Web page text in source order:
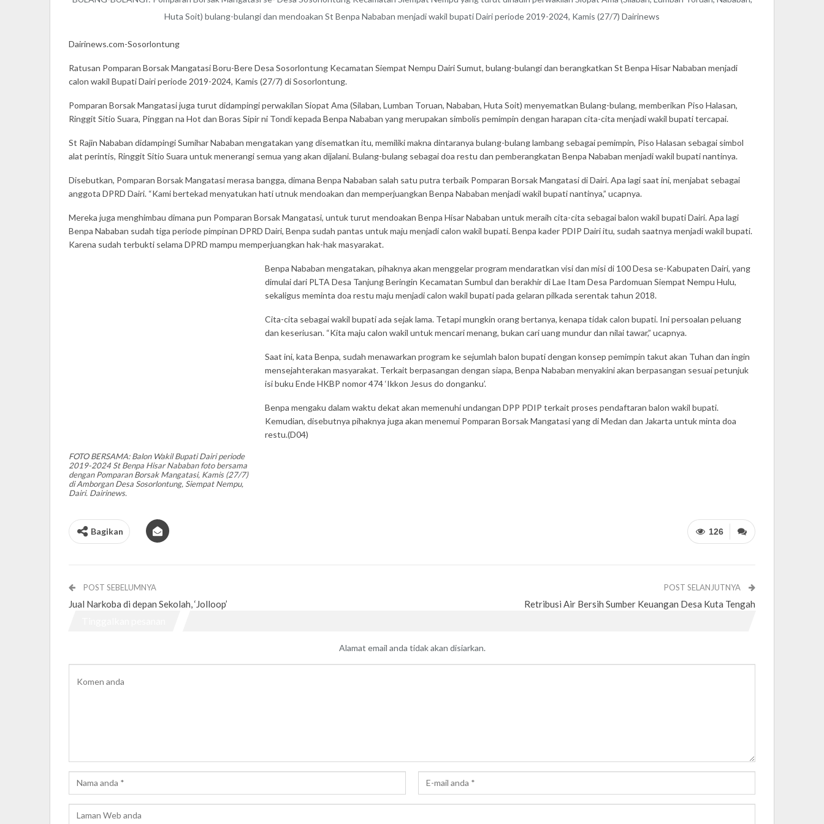
Huta Soit) bulang-bulangi dan mendoakan St Benpa Nababan menjadi wakil bupati Dairi periode 2019-2024, Kamis (27/7) Dairinews
Dairinews.com-Sosorlontung
Ratusan Pomparan Borsak Mangatasi Boru-Bere Desa Sosorlontung Kecamatan Siempat Nempu Dairi Sumut, bulang-bulangi dan berangkatkan St Benpa Hisar Nababan menjadi
calon wakil Bupati Dairi periode 2019-2024, Kamis (27/7) di Sosorlontung.
Pomparan Borsak Mangatasi juga turut didampingi perwakilan Siopat Ama (Silaban, Lumban Toruan, Nababan, Huta Soit) menyematkan Bulang-bulang, memberikan Piso Halasan,
Ringgit Sitio Suara, Pinggan na Hot dan Boras Sipir ni Tondi kepada Benpa Nababan yang merupakan simbolis pemimpin dengan harapan cita-cita menjadi wakil bupati tercapai.
St Rajin Nababan didampingi Sumihar Nababan mengatakan yang disematkan itu, memiliki makna dintaranya bulang-bulang lambang sebagai pemimpin, Piso Halasan sebagai simbol
alat perintis, Ringgit Sitio Suara untuk menerangi semua yang akan dijalani. Bulang-bulang sebagai doa restu dan pemberangkatan Benpa Nababan menjadi wakil bupati nantinya.
Disebutkan, Pomparan Borsak Mangatasi merasa bangga, dimana Benpa Nababan salah satu putra terbaik Pomparan Borsak Mangatasi di Dairi. Apa lagi saat ini, menjabat sebagai
anggota DPRD Dairi. “Kami bertekad menyatukan hati utnuk mendoakan dan memperjuangkan Benpa Nababan menjadi wakil bupati nantinya,” ucapnya.
Mereka juga menghimbau dimana pun Pomparan Borsak Mangatasi, untuk turut mendoakan Benpa Hisar Nababan untuk meraih cita-cita sebagai balon wakil bupati Dairi. Apa lagi
Benpa Nababan sudah tiga periode pimpinan DPRD Dairi, Benpa sudah pantas untuk maju menjadi calon wakil bupati. Benpa kader PDIP Dairi itu, sudah saatnya menjadi wakil bupati.
Karena sudah terbukti selama DPRD mampu memperjuangkan hak-hak masyarakat.
FOTO BERSAMA: Balon Wakil Bupati Dairi periode
2019-2024 St Benpa Hisar Nababan foto bersama
dengan Pomparan Borsak Mangatasi, Kamis (27/7)
di Amborgan Desa Sosorlontung, Siempat Nempu,
Dairi. Dairinews.
Benpa Nababan mengatakan, pihaknya akan menggelar program mendaratkan visi dan misi di 100 Desa se-Kabupaten Dairi, yang
dimulai dari PLTA Desa Tanjung Beringin Kecamatan Sumbul dan berakhir di Lae Itam Desa Pardomuan Siempat Nempu Hulu,
sekaligus meminta doa restu maju menjadi calon wakil bupati pada gelaran pilkada serentak tahun 2018.
Cita-cita sebagai wakil bupati ada sejak lama. Tetapi mungkin orang bertanya, kenapa tidak calon bupati. Ini persoalan peluang
dan keseriusan. “Kita maju calon wakil untuk mencari menang, bukan cari uang mundur dan nilai tawar,” ucapnya.
Saat ini, kata Benpa, sudah menawarkan program ke sejumlah balon bupati dengan konsep pemimpin takut akan Tuhan dan ingin
mensejahterakan masyarakat. Terkait berpasangan dengan siapa, Benpa Nababan menyakini akan berpasangan sesuai petunjuk
isi buku Ende HKBP nomor 474 ‘Ikkon Jesus do donganku’.
Benpa mengaku dalam waktu dekat akan memenuhi undangan DPP PDIP terkait proses pendaftaran balon wakil bupati.
Kemudian, disebutnya pihaknya juga akan menemui Pomparan Borsak Mangatasi yang di Medan dan Jakarta untuk minta doa
restu.(D04)
126
Bagikan
POST SEBELUMNYA
Jual Narkoba di depan Sekolah, ‘Jolloop’
POST SELANJUTNYA
Retribusi Air Bersih Sumber Keuangan Desa Kuta Tengah
Alamat email anda tidak akan disiarkan.